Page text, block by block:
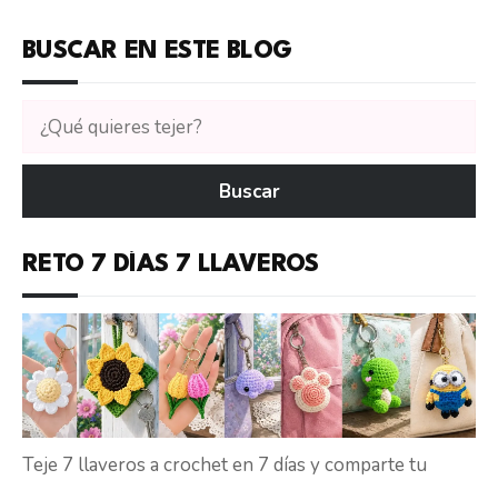
BUSCAR EN ESTE BLOG
Buscar
tutoriales
en
Buscar
RETO 7 DÍAS 7 LLAVEROS
Teje 7 llaveros a crochet en 7 días y comparte tu